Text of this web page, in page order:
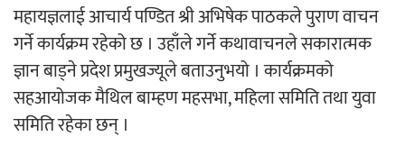
महायज्ञलाई आचार्य पण्डित श्री अभिषेक पाठकले पुराण वाचन
गर्ने कार्यक्रम रहेको छ । उहाँले गर्ने कथावाचनले सकारात्मक
ज्ञान बाड्ने प्रदेश प्रमुखज्यूले बताउनुभयो । कार्यक्रमको
सहआयोजक मैथिल बाम्हण महसभा, महिला समिति तथा युवा
समिति रहेका छन् ।